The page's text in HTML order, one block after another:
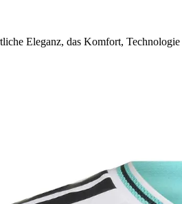
Eleganz, das Komfort,